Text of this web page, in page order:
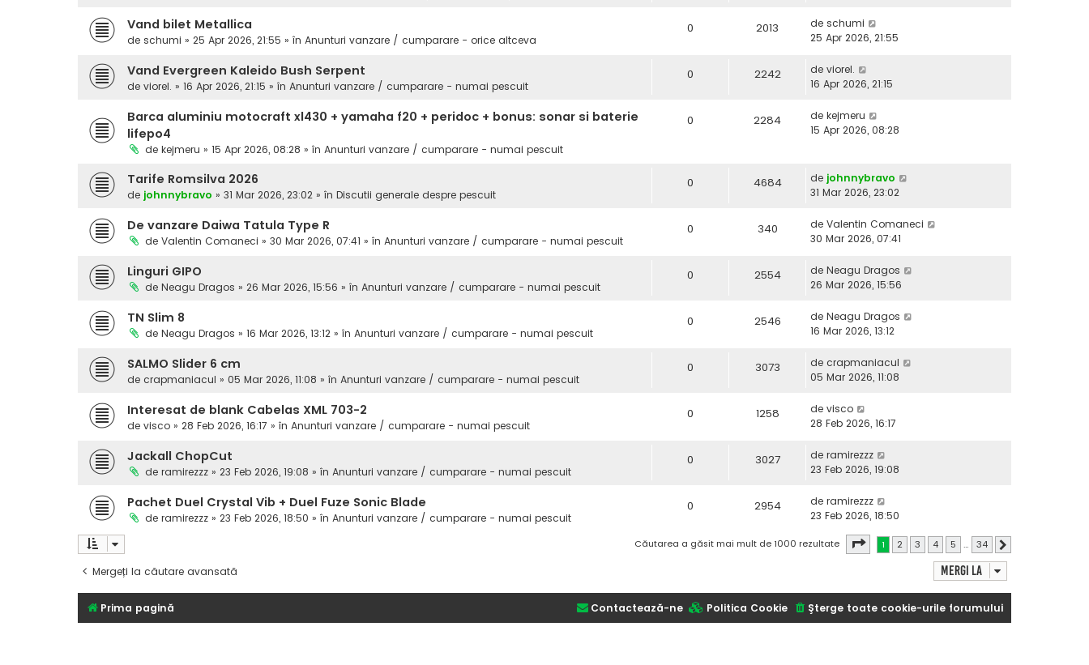
Vand bilet Metallica
de schumi » 25 Apr 2026, 21:55 » în Anunturi vanzare / cumparare - orice altceva
0 2013 de schumi
25 Apr 2026, 21:55
Vand Evergreen Kaleido Bush Serpent
de viorel. » 16 Apr 2026, 21:15 » în Anunturi vanzare / cumparare - numai pescuit
0 2242 de viorel.
16 Apr 2026, 21:15
Barca aluminiu motocraft xl430 + yamaha f20 + peridoc + bonus: sonar si baterie
lifepo4
de kejmeru » 15 Apr 2026, 08:28 » în Anunturi vanzare / cumparare - numai pescuit
0 2284 de kejmeru
15 Apr 2026, 08:28
Tarife Romsilva 2026
de johnnybravo » 31 Mar 2026, 23:02 » în Discutii generale despre pescuit
0 4684 de johnnybravo
31 Mar 2026, 23:02
De vanzare Daiwa Tatula Type R
de Valentin Comaneci » 30 Mar 2026, 07:41 » în Anunturi vanzare / cumparare - numai pescuit
0 340 de Valentin Comaneci
30 Mar 2026, 07:41
Linguri GIPO
de Neagu Dragos » 26 Mar 2026, 15:56 » în Anunturi vanzare / cumparare - numai pescuit
0 2554 de Neagu Dragos
26 Mar 2026, 15:56
TN Slim 8
de Neagu Dragos » 16 Mar 2026, 13:12 » în Anunturi vanzare / cumparare - numai pescuit
0 2546 de Neagu Dragos
16 Mar 2026, 13:12
SALMO Slider 6 cm
de crapmaniacul » 05 Mar 2026, 11:08 » în Anunturi vanzare / cumparare - numai pescuit
0 3073 de crapmaniacul
05 Mar 2026, 11:08
Interesat de blank Cabelas XML 703-2
de visco » 28 Feb 2026, 16:17 » în Anunturi vanzare / cumparare - numai pescuit
0 1258 de visco
28 Feb 2026, 16:17
Jackall ChopCut
de ramirezzz » 23 Feb 2026, 19:08 » în Anunturi vanzare / cumparare - numai pescuit
0 3027 de ramirezzz
23 Feb 2026, 19:08
Pachet Duel Crystal Vib + Duel Fuze Sonic Blade
de ramirezzz » 23 Feb 2026, 18:50 » în Anunturi vanzare / cumparare - numai pescuit
0 2954 de ramirezzz
23 Feb 2026, 18:50
Căutarea a găsit mai mult de 1000 rezultate Pagina1 din 34
1 2 3 4 5 … 34
Mergeți la căutare avansată Mergi la
Prima pagină Şterge toate cookie-urile forumului
Politica Cookie
Contactează-ne